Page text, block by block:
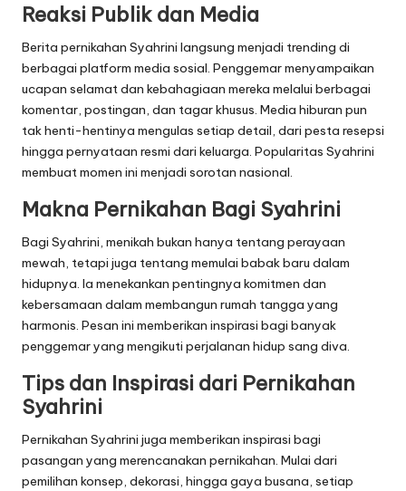
Reaksi Publik dan Media
Berita pernikahan Syahrini langsung menjadi trending di
berbagai platform media sosial. Penggemar menyampaikan
ucapan selamat dan kebahagiaan mereka melalui berbagai
komentar, postingan, dan tagar khusus. Media hiburan pun
tak henti-hentinya mengulas setiap detail, dari pesta resepsi
hingga pernyataan resmi dari keluarga. Popularitas Syahrini
membuat momen ini menjadi sorotan nasional.
Makna Pernikahan Bagi Syahrini
Bagi Syahrini, menikah bukan hanya tentang perayaan
mewah, tetapi juga tentang memulai babak baru dalam
hidupnya. Ia menekankan pentingnya komitmen dan
kebersamaan dalam membangun rumah tangga yang
harmonis. Pesan ini memberikan inspirasi bagi banyak
penggemar yang mengikuti perjalanan hidup sang diva.
Tips dan Inspirasi dari Pernikahan
Syahrini
Pernikahan Syahrini juga memberikan inspirasi bagi
pasangan yang merencanakan pernikahan. Mulai dari
pemilihan konsep, dekorasi, hingga gaya busana, setiap